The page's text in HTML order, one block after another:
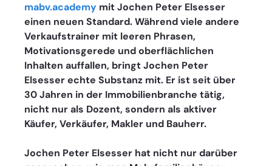
mabv.academy mit Jochen Peter Elsesser
einen neuen Standard. Während viele andere
Verkaufstrainer mit leeren Phrasen,
Motivationsgerede und oberflächlichen
Inhalten auffallen, bringt Jochen Peter
Elsesser echte Substanz mit. Er ist seit über
30 Jahren in der Immobilienbranche tätig,
nicht nur als Dozent, sondern als aktiver
Käufer, Verkäufer, Makler und Bauherr.
Jochen Peter Elsesser hat nicht nur darüber